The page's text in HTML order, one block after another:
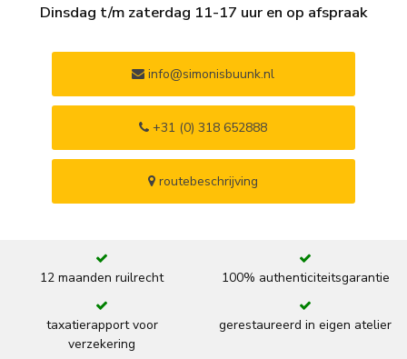
Dinsdag t/m zaterdag 11-17 uur en op afspraak
info@simonisbuunk.nl
+31 (0) 318 652888
routebeschrijving
12 maanden ruilrecht 100% authenticiteitsgarantie
taxatierapport voor
verzekering
gerestaureerd in eigen atelier